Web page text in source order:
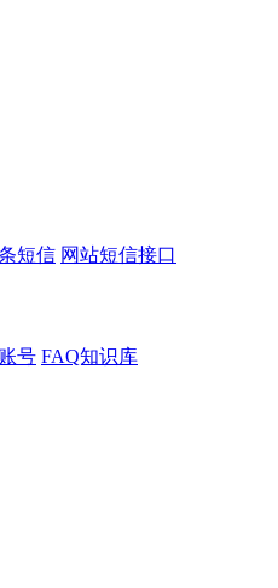
短信 网站短信接口
号 FAQ知识库